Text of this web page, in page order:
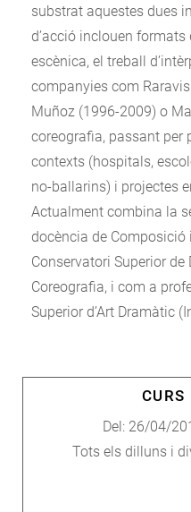
substrat aquestes dues
d’acció inclouen
escènica, el treball
companyies com
Muñoz (1996-2009) o
coreografia, passant per
contexts (hospitals,
no-ballarins) i projectes
Actualment combina la
docència de
Conservatori Superior de
Coreografia, i com a
Superior d’Art Dramàtic
CURS
Del: 26/04/
Tots els dilluns i